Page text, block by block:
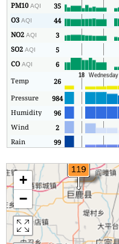
PM10AQI 35
O3AQI 44
NO2AQI 3
SO2AQI 5
COAQI 6
Temp
26
Pressure
984
Humidity
96
Wind
2
Rain
99
+
−